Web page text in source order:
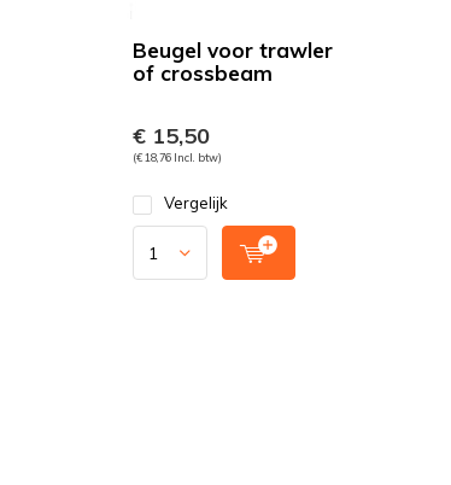
Beugel voor trawler
of crossbeam
€ 15,50
(€ 18,76 Incl. btw)
Vergelijk